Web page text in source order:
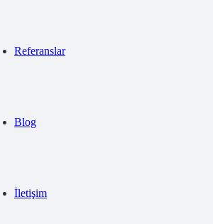
Referanslar
Blog
İletişim